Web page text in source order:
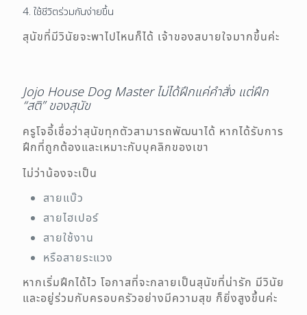
4. ใช้ชีวิตร่วมกันง่ายขึ้น
สุนัขที่มีวินัยจะพาไปไหนก็ได้ เจ้าของสบายใจมากขึ้นค่ะ
Jojo House Dog Master ไม่ได้ฝึกแค่คำสั่ง แต่ฝึก
“สติ” ของสุนัข
ครูโจอี้เชื่อว่าสุนัขทุกตัวสามารถพัฒนาได้ หากได้รับการ
ฝึกที่ถูกต้องและเหมาะกับบุคลิกของเขา
ไม่ว่าน้องจะเป็น
สายแบ๊ว
สายไฮเปอร์
สายใช้งาน
หรือสายระแวง
หากเริ่มฝึกได้ไว โอกาสที่จะกลายเป็นสุนัขที่น่ารัก มีวินัย
และอยู่ร่วมกับครอบครัวอย่างมีความสุข ก็ยิ่งสูงขึ้นค่ะ